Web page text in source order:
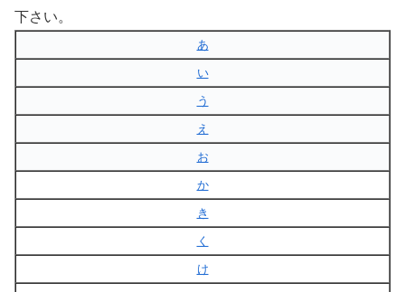
下さい。
あ
い
う
え
お
か
き
く
け